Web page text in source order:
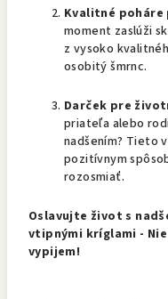
Kvalitné
moment zaslúži
z vysoko
osobitý šmrnc.
Darček pre
priateľa alebo
nadšením? Tieto
pozitívnym
rozosmiať.
Oslavujte život s
vtipnými kríglami -
vypijem!